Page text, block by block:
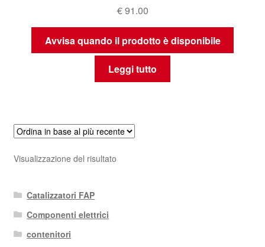
€91.00
Avvisa quando il prodotto è disponibile
Leggi tutto
Visualizzazione del risultato
Catalizzatori FAP
Componenti elettrici
contenitori